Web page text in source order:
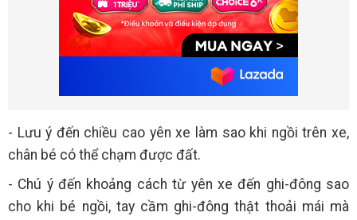
- Lưu ý đến chiều cao yên xe làm sao khi ngồi trên xe,
chân bé có thể chạm được đất.
- Chú ý đến khoảng cách từ yên xe đến ghi-đông sao
cho khi bé ngồi, tay cầm ghi-đông thật thoải mái mà